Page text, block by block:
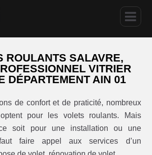
ROULANTS SALAVRE,
VITRIER
DÉPARTEMENT AIN 01
de confort et de praticité, nombreux
pour les volets roulants. Mais
soit pour une installation ou une
faire appel aux services d’un